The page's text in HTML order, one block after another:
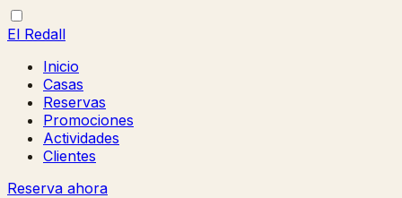
El Redall
Inicio
Casas
Reservas
Promociones
Actividades
Clientes
Reserva ahora